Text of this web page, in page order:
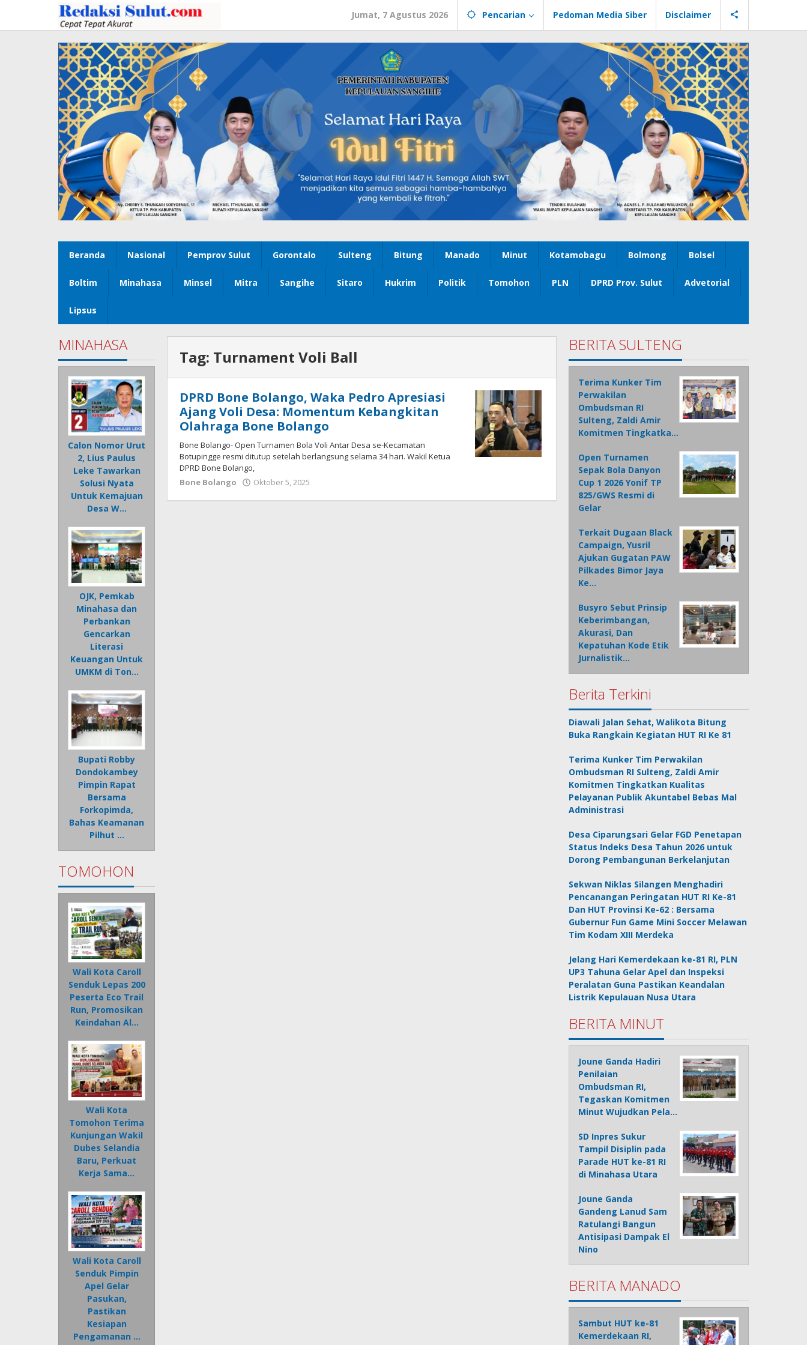
konten
Jumat, 7 Agustus 2026 Pencarian Pedoman Media Siber Disclaimer
Beranda Nasional Pemprov Sulut Gorontalo Sulteng Bitung Manado Minut Kotamobagu Bolmong Bolsel
Boltim Minahasa Minsel Mitra Sangihe Sitaro Hukrim Politik Tomohon PLN DPRD Prov. Sulut Advetorial
Lipsus
MINAHASA
Calon Nomor Urut
2, Lius Paulus
Leke Tawarkan
Solusi Nyata
Untuk Kemajuan
Desa W…
OJK, Pemkab
Minahasa dan
Perbankan
Gencarkan
Literasi
Keuangan Untuk
UMKM di Ton…
Bupati Robby
Dondokambey
Pimpin Rapat
Bersama
Forkopimda,
Bahas Keamanan
Pilhut …
TOMOHON
Wali Kota Caroll
Senduk Lepas 200
Peserta Eco Trail
Run, Promosikan
Keindahan Al…
Wali Kota
Tomohon Terima
Kunjungan Wakil
Dubes Selandia
Baru, Perkuat
Kerja Sama…
Wali Kota Caroll
Senduk Pimpin
Apel Gelar
Pasukan,
Pastikan
Kesiapan
Pengamanan …
Tag: Turnament Voli Ball
DPRD Bone Bolango, Waka Pedro Apresiasi
Ajang Voli Desa: Momentum Kebangkitan
Olahraga Bone Bolango
Bone Bolango- Open Turnamen Bola Voli Antar Desa se-Kecamatan
Botupingge resmi ditutup setelah berlangsung selama 34 hari. Wakil Ketua
DPRD Bone Bolango,
Bone Bolango
Oktober 5, 2025
BERITA SULTENG
Terima Kunker Tim
Perwakilan
Ombudsman RI
Sulteng, Zaldi Amir
Komitmen Tingkatka…
Open Turnamen
Sepak Bola Danyon
Cup 1 2026 Yonif TP
825/GWS Resmi di
Gelar
Terkait Dugaan Black
Campaign, Yusril
Ajukan Gugatan PAW
Pilkades Bimor Jaya
Ke…
Busyro Sebut Prinsip
Keberimbangan,
Akurasi, Dan
Kepatuhan Kode Etik
Jurnalistik…
Berita Terkini
Diawali Jalan Sehat, Walikota Bitung
Buka Rangkain Kegiatan HUT RI Ke 81
Terima Kunker Tim Perwakilan
Ombudsman RI Sulteng, Zaldi Amir
Komitmen Tingkatkan Kualitas
Pelayanan Publik Akuntabel Bebas Mal
Administrasi
Desa Ciparungsari Gelar FGD Penetapan
Status Indeks Desa Tahun 2026 untuk
Dorong Pembangunan Berkelanjutan
Sekwan Niklas Silangen Menghadiri
Pencanangan Peringatan HUT RI Ke-81
Dan HUT Provinsi Ke-62 : Bersama
Gubernur Fun Game Mini Soccer Melawan
Tim Kodam XIII Merdeka
Jelang Hari Kemerdekaan ke-81 RI, PLN
UP3 Tahuna Gelar Apel dan Inspeksi
Peralatan Guna Pastikan Keandalan
Listrik Kepulauan Nusa Utara
BERITA MINUT
Joune Ganda Hadiri
Penilaian
Ombudsman RI,
Tegaskan Komitmen
Minut Wujudkan Pela…
SD Inpres Sukur
Tampil Disiplin pada
Parade HUT ke-81 RI
di Minahasa Utara
Joune Ganda
Gandeng Lanud Sam
Ratulangi Bangun
Antisipasi Dampak El
Nino
BERITA MANADO
Sambut HUT ke-81
Kemerdekaan RI,